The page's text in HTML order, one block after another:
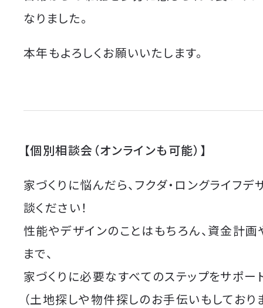
なりました。
本年もよろしくお願いいたします。
【個別相談会（オンラインも可能）】
家づくりに悩んだら、フクダ・ロングライフ
談ください！
性能やデザインのことはもちろん、資金計
まで、
家づくりに必要なすべてのステップをサポー
（土地探しや物件探しのお手伝いもしており